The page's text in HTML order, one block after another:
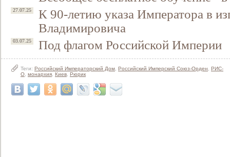
27.07.25
К 90-летию указа Императора в
Владимировича
03.07.25 Под флагом Российской Империи
Теги: Российский Императорский Дом Российский Имперский Союз-Орден
РИС-
О монархия Киев Рюрик